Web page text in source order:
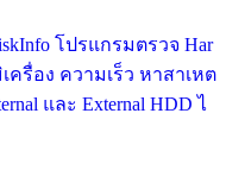
โปรแกรมตรวจ Har
รื่อง ความเร็ว หาสาเหต
และ External HDD ไ